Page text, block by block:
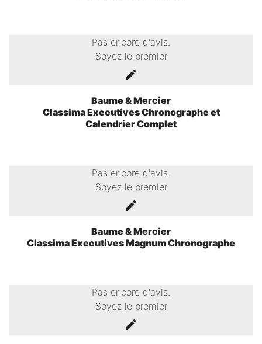
Pas encore d'avis.
Soyez le premier
Baume & Mercier
Classima Executives Chronographe et
Calendrier Complet
Pas encore d'avis.
Soyez le premier
Baume & Mercier
Classima Executives Magnum Chronographe
Pas encore d'avis.
Soyez le premier